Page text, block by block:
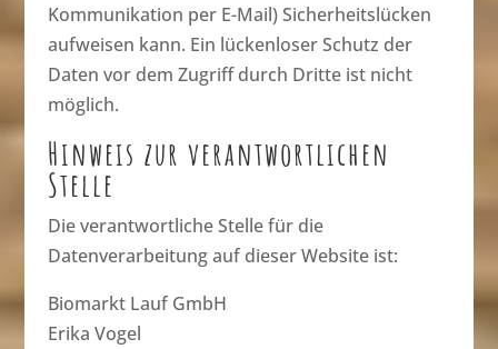
Kommunikation per E-Mail) Sicherheitslücken
aufweisen kann. Ein lückenloser Schutz der
Daten vor dem Zugriff durch Dritte ist nicht
möglich.
Hinweis zur verantwortlichen
Stelle
Die verantwortliche Stelle für die
Datenverarbeitung auf dieser Website ist:
Biomarkt Lauf GmbH
Erika Vogel